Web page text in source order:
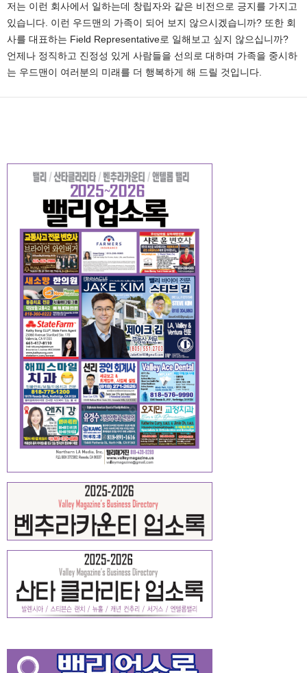
저는 이런 회사에서 일하는데 창립자와 같은 비전으로 긍지를 가지고
있습니다. 이런 우드맨의 가족이 되어 보지 않으시겠습니까? 또한 회
사를 대표하는 Field Representative로 일해보고 싶지 않으십니까?
언제나 정직하고 진정성 있게 사람들을 선의로 대하며 가족을 중시하
는 우드맨이 여러분의 미래를 더 행복하게 해 드릴 것입니다.